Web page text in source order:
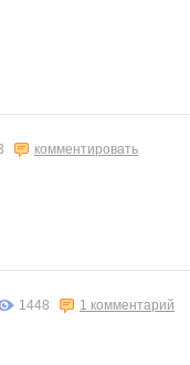
комментировать
1448 1 комментарий